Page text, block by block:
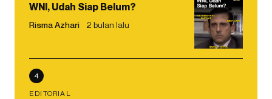
WNI, Udah Siap Belum?
Risma Azhari 2 bulan lalu
4
EDITORIAL